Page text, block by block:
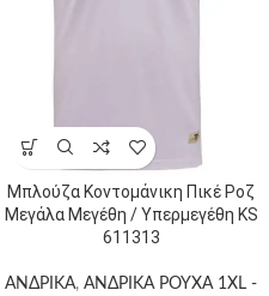
Ετικέτες
προϊόντος
Μπλούζα Κοντομάνικη Πικέ Ροζ
Μεγάλα Μεγέθη / Υπερμεγέθη KS
611313
ΑΝΔΡΙΚΑ, ΑΝΔΡΙΚΑ ΡΟΥΧΑ 1XL -